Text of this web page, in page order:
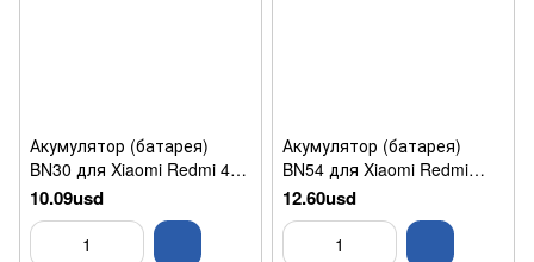
Акумулятор (батарея)
BN30 для Xiaomi Redmi 4A
Original
10.09usd
Акумулятор (батарея)
BN54 для Xiaomi Redmi
9/Redmi Note 9/Redmi 10X
Original
12.60usd